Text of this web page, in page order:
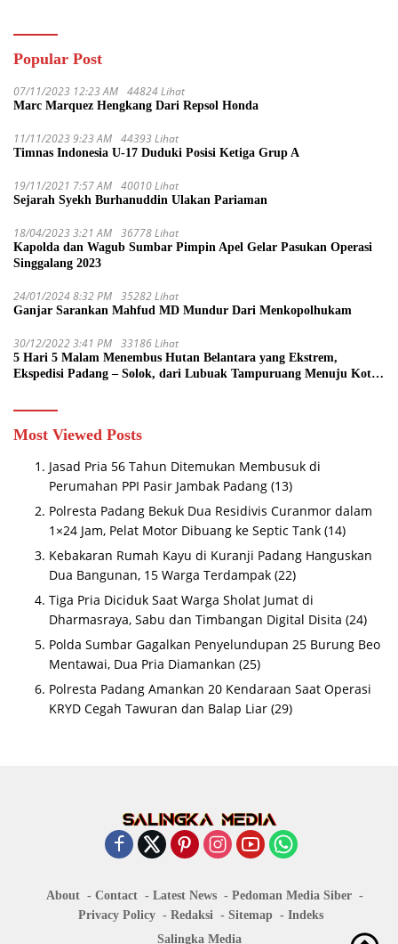
Popular Post
07/11/2023 12:23 AM 44824 Lihat
Marc Marquez Hengkang Dari Repsol Honda
11/11/2023 9:23 AM 44393 Lihat
Timnas Indonesia U-17 Duduki Posisi Ketiga Grup A
19/11/2021 7:57 AM 40010 Lihat
Sejarah Syekh Burhanuddin Ulakan Pariaman
18/04/2023 3:21 AM 36778 Lihat
Kapolda dan Wagub Sumbar Pimpin Apel Gelar Pasukan Operasi
Singgalang 2023
24/01/2024 8:32 PM 35282 Lihat
Ganjar Sarankan Mahfud MD Mundur Dari Menkopolhukam
30/12/2022 3:41 PM 33186 Lihat
5 Hari 5 Malam Menembus Hutan Belantara yang Ekstrem,
Ekspedisi Padang – Solok, dari Lubuak Tampuruang Menuju Koto
Most Viewed Posts
Jasad Pria 56 Tahun Ditemukan Membusuk di
Perumahan PPI Pasir Jambak Padang (13)
Polresta Padang Bekuk Dua Residivis Curanmor dalam
1×24 Jam, Pelat Motor Dibuang ke Septic Tank (14)
Kebakaran Rumah Kayu di Kuranji Padang Hanguskan
Dua Bangunan, 15 Warga Terdampak (22)
Tiga Pria Diciduk Saat Warga Sholat Jumat di
Dharmasraya, Sabu dan Timbangan Digital Disita (24)
Polda Sumbar Gagalkan Penyelundupan 25 Burung Beo
Mentawai, Dua Pria Diamankan (25)
Polresta Padang Amankan 20 Kendaraan Saat Operasi
KRYD Cegah Tawuran dan Balap Liar (29)
About Contact Latest News
Pedoman Media Siber
Privacy Policy
Redaksi Sitemap
Indeks
Salingka Media